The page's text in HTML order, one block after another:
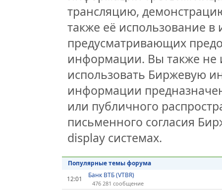
трансляцию,
также её использование
предусматривающих
информации. Вы также не
использовать Биржевую
информации
или публичного
письменного согласия
display системах.
Популярные темы форума
12:01
Банк ВТБ (VTBR)
476 281 сообщение